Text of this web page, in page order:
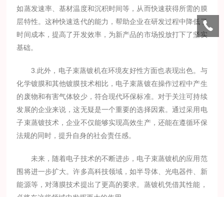
如蒸发速率、基材温度和沉积时间等，从而快速获得所需的膜
层特性。这种快速迭代的能力，帮助企业在研发过程中降低了
时间成本，提高了开发效率，为新产品的市场投放打下了坚实
基础。
3.此外，电子束蒸镀机在环境友好性方面也表现出色。与
化学镀膜和其他镀膜技术相比，电子束蒸镀在操作过程中产生
的废物和有害气体较少，符合现代环保标准。对于关注可持续
发展的企业来说，这无疑是一个重要的选择因素。通过采用电
子束蒸镀技术，企业不仅能够实现高效生产，还能在遵循环保
法规的同时，提升自身的社会责任感。
未来，随着电子技术的不断进步，电子束蒸镀机的应用范
围将进一步扩大。许多高科技领域，如半导体、光电器件、新
能源等，对薄膜技术提出了更高的要求。蒸镀机凭借其性能，